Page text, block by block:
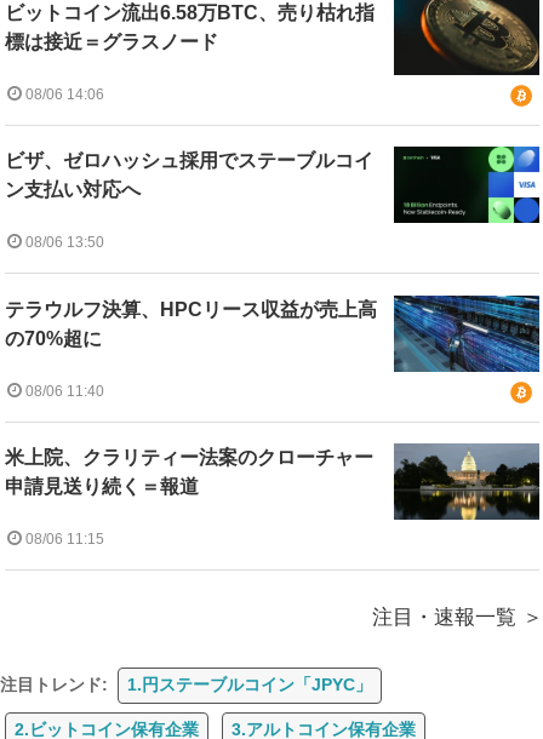
ビットコイン流出6.58万BTC、売り枯れ指
標は接近＝グラスノード
08/06 14:06
ビザ、ゼロハッシュ採用でステーブルコイ
ン支払い対応へ
08/06 13:50
テラウルフ決算、HPCリース収益が売上高
の70%超に
08/06 11:40
米上院、クラリティー法案のクローチャー
申請見送り続く＝報道
08/06 11:15
注目・速報一覧
注目トレンド: 1.円ステーブルコイン「JPYC」
2.ビットコイン保有企業 3.アルトコイン保有企業